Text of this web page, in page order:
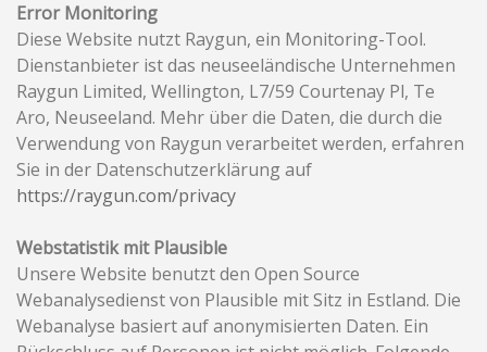
Error Monitoring
Diese Website nutzt Raygun, ein Monitoring-Tool.
Dienstanbieter ist das neuseeländische Unternehmen
Raygun Limited, Wellington, L7/59 Courtenay Pl, Te
Aro, Neuseeland. Mehr über die Daten, die durch die
Verwendung von Raygun verarbeitet werden, erfahren
Sie in der Datenschutzerklärung auf
https://raygun.com/privacy
Webstatistik mit Plausible
Unsere Website benutzt den Open Source
Webanalysedienst von Plausible mit Sitz in Estland. Die
Webanalyse basiert auf anonymisierten Daten. Ein